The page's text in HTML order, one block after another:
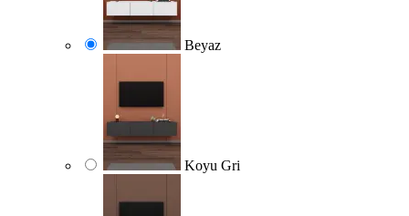
Beyaz
Koyu Gri